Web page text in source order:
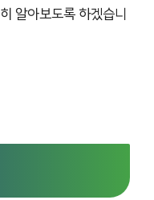
알아보도록 하겠습니